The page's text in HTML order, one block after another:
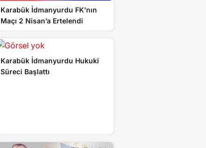
Karabük İdmanyurdu FK’nın
Maçı 2 Nisan’a Ertelendi
Karabük İdmanyurdu Hukuki
Süreci Başlattı